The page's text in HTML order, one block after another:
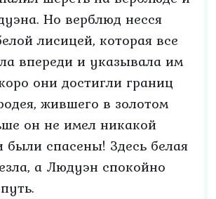
Но верблюд несся
лисицей, которая все
впереди и указывала им
они достигли границ
жившего в золотом
он не имел никакой
были спасены! Здесь белая
а Людуэн спокойно